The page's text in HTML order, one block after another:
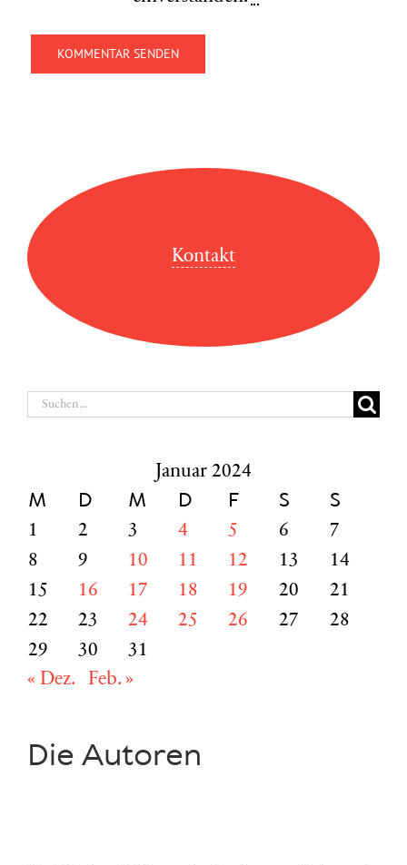
Kontakt
Suche
Januar 2024
M D M D F S S
1 2 3 4 5 6
7
8
9 10 11 12 13
14
15
16 17 18 19 20
21
22
23 24 25 26 27
28
29
30
31
« Dez.
Feb. »
Die Autoren